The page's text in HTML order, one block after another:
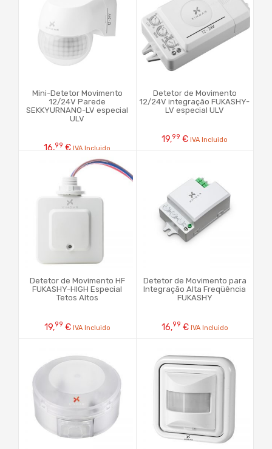
Mini-Detetor Movimento
12/24V Parede
SEKKYURNANO-LV especial
ULV
16,99 € IVA Incluido
Detetor de Movimento
12/24V integração FUKASHY-
LV especial ULV
19,99 € IVA Incluido
Detetor de Movimento HF
FUKASHY-HIGH Especial
Tetos Altos
19,99 € IVA Incluido
Detetor de Movimento para
Integração Alta Freqüência
FUKASHY
16,99 € IVA Incluido